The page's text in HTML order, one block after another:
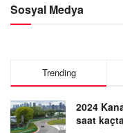
Sosyal Medya
Trending
2024
saat